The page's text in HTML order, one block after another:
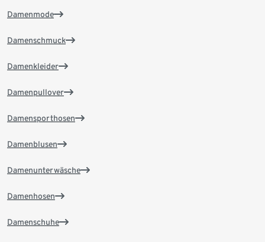
Damenmode
Damenschmuck
Damenkleider
Damenpullover
Damensporthosen
Damenblusen
Damenunterwäsche
Damenhosen
Damenschuhe